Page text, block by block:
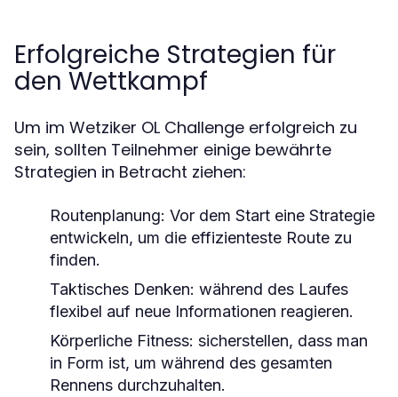
Erfolgreiche Strategien für
den Wettkampf
Um im Wetziker OL Challenge erfolgreich zu
sein, sollten Teilnehmer einige bewährte
Strategien in Betracht ziehen:
Routenplanung: Vor dem Start eine Strategie
entwickeln, um die effizienteste Route zu
finden.
Taktisches Denken: während des Laufes
flexibel auf neue Informationen reagieren.
Körperliche Fitness: sicherstellen, dass man
in Form ist, um während des gesamten
Rennens durchzuhalten.